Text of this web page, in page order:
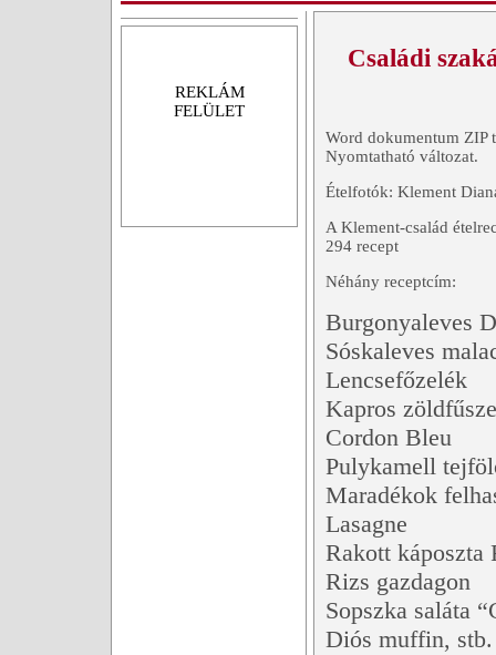
REKLÁM
FELÜLET
Családi
Word dokumentum ZIP
Nyomtatható változat.
Ételfotók: Klement
A Klement-család
294 recept
Néhány receptcím:
Burgonyaleves
Sóskaleves
Lencsefőzelék
Kapros
Cordon Bleu
Pulykamell
Maradékok
Lasagne
Rakott káposzta
Rizs gazdagon
Sopszka saláta
Diós muffin, stb.